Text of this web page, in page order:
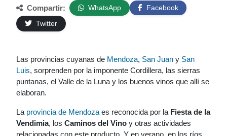
Compartir: WhatsApp
Facebook
Twitter
Las provincias cuyanas de Mendoza, San Juan y San
Luis, sorprenden por la imponente Cordillera, las sierras
puntanas, el Valle de la Luna y los buenos vinos que allí se
elaboran.
La provincia de Mendoza es reconocida por la Fiesta de la
Vendimia, los Caminos del Vino y otras actividades
relacionadas con este producto. Y en verano, en los ríos